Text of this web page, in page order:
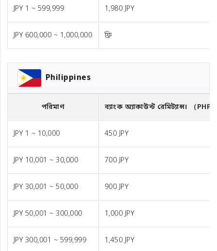
JPY 1 ~ 599,999 1,980 JPY
JPY 600,000 ~ 1,000,000 ফ্রি
Philippines
পরিমাণ ব্যাংক অ্যাকাউন্ট রেমিট্যান্স। （PHP
JPY 1 ~ 10,000 450 JPY
JPY 10,001 ~ 30,000 700 JPY
JPY 30,001 ~ 50,000 900 JPY
JPY 50,001 ~ 300,000 1,000 JPY
JPY 300,001 ~ 599,999 1,450 JPY